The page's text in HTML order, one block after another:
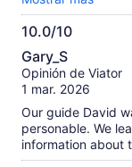
10.0/10
10.0
de
10
Gary_S
Opinión de Viator
1 mar. 2026
Our guide David
personable. We
information about